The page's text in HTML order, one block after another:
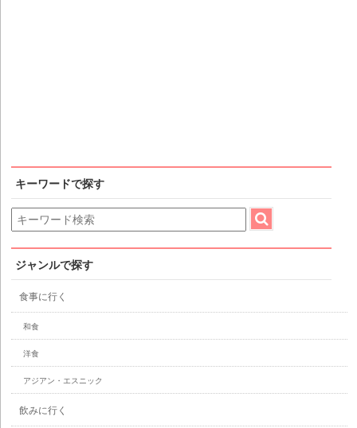
キーワードで探す
ジャンルで探す
食事に行く
和食
洋食
アジアン・エスニック
飲みに行く